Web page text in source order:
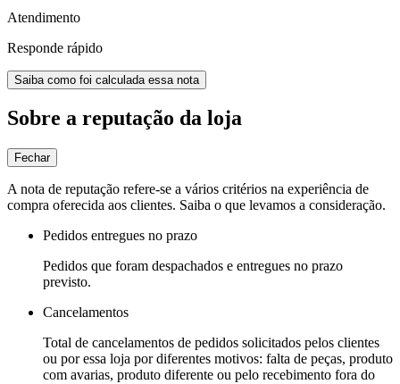
Atendimento
Responde rápido
Saiba como foi calculada essa nota
Sobre a reputação da loja
Fechar
A nota de reputação refere-se a vários critérios na experiência de
compra oferecida aos clientes. Saiba o que levamos a consideração.
Pedidos entregues no prazo
Pedidos que foram despachados e entregues no prazo
previsto.
Cancelamentos
Total de cancelamentos de pedidos solicitados pelos clientes
ou por essa loja por diferentes motivos: falta de peças, produto
com avarias, produto diferente ou pelo recebimento fora do